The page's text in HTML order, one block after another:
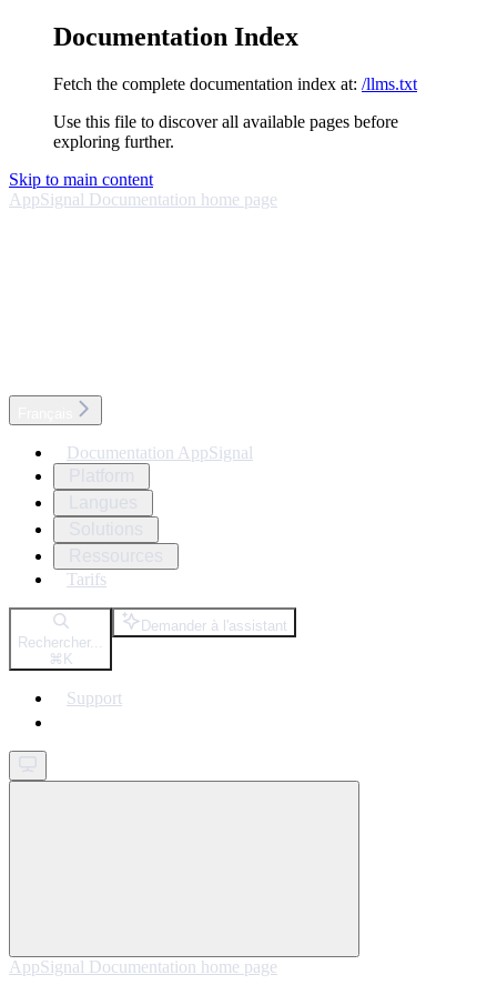
Documentation Index
Fetch the complete documentation index at: /llms.txt
Use this file to discover all available pages before
exploring further.
Skip to main content
AppSignal Documentation home page
Documentation AppSignal
Tarifs
Rechercher...
⌘ K
Demander à l'assistant
Support
AppSignal Documentation home page